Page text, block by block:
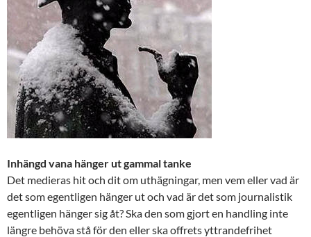
Inhängd vana hänger ut gammal tanke
Det medieras hit och dit om uthägningar, men vem eller vad är
det som egentligen hänger ut och vad är det som journalistik
egentligen hänger sig åt? Ska den som gjort en handling inte
längre behöva stå för den eller ska offrets yttrandefrihet